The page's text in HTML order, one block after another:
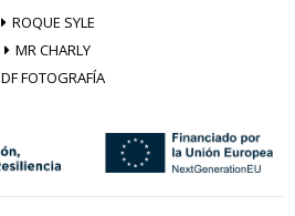
ROQUE SYLE
MR CHARLY
DF FOTOGRAFÍA